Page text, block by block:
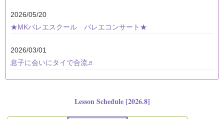
2026/05/20
★MKバレエスクール バレエコンサート★
2026/03/01
息子に会いにタイで合流♬
Lesson Schedule [2026.8]